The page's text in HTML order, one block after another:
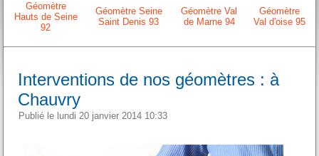
Géomètre
Hauts de Seine
92
Géomètre Seine
Saint Denis 93
Géomètre Val
de Marne 94
Géomètre
Val d'oise 95
Interventions de nos géomètres : à
Chauvry
Publié le lundi 20 janvier 2014 10:33